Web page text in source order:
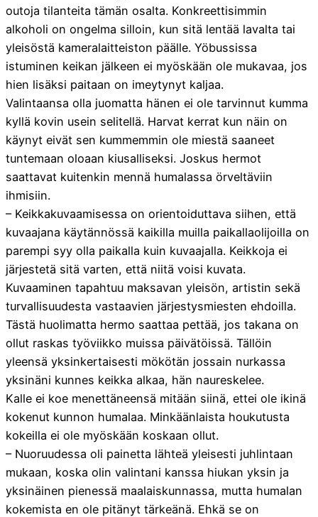
outoja tilanteita tämän osalta. Konkreettisimmin
alkoholi on ongelma silloin, kun sitä lentää lavalta tai
yleisöstä kameralaitteiston päälle. Yöbussissa
istuminen keikan jälkeen ei myöskään ole mukavaa, jos
hien lisäksi paitaan on imeytynyt kaljaa.
Valintaansa olla juomatta hänen ei ole tarvinnut kumma
kyllä kovin usein selitellä. Harvat kerrat kun näin on
käynyt eivät sen kummemmin ole miestä saaneet
tuntemaan oloaan kiusalliseksi. Joskus hermot
saattavat kuitenkin mennä humalassa örveltäviin
ihmisiin.
– Keikkakuvaamisessa on orientoiduttava siihen, että
kuvaajana käytännössä kaikilla muilla paikallaolijoilla on
parempi syy olla paikalla kuin kuvaajalla. Keikkoja ei
järjestetä sitä varten, että niitä voisi kuvata.
Kuvaaminen tapahtuu maksavan yleisön, artistin sekä
turvallisuudesta vastaavien järjestysmiesten ehdoilla.
Tästä huolimatta hermo saattaa pettää, jos takana on
ollut raskas työviikko muissa päivätöissä. Tällöin
yleensä yksinkertaisesti mökötän jossain nurkassa
yksinäni kunnes keikka alkaa, hän naureskelee.
Kalle ei koe menettäneensä mitään siinä, ettei ole ikinä
kokenut kunnon humalaa. Minkäänlaista houkutusta
kokeilla ei ole myöskään koskaan ollut.
– Nuoruudessa oli painetta lähteä yleisesti juhlintaan
mukaan, koska olin valintani kanssa hiukan yksin ja
yksinäinen pienessä maalaiskunnassa, mutta humalan
kokemista en ole pitänyt tärkeänä. Ehkä se on